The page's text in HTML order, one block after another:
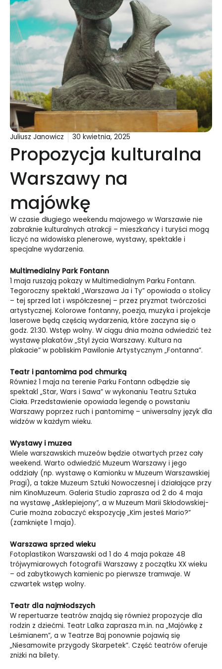
Juliusz Janowicz 30 kwietnia, 2025
Propozycja kulturalna
Warszawy na
majówkę
W czasie długiego weekendu majowego w Warszawie nie
zabraknie kulturalnych atrakcji – mieszkańcy i turyści mogą
liczyć na widowiska plenerowe, wystawy, spektakle i
specjalne wydarzenia.
Multimedialny Park Fontann
1 maja ruszają pokazy w Multimedialnym Parku Fontann.
Tegoroczny spektakl „Warszawa Ja i Ty” opowiada o stolicy
– tej sprzed lat i współczesnej – przez pryzmat twórczości
artystycznej. Kolorowe fontanny, poezja, muzyka i projekcje
laserowe będą częścią wydarzenia, które zaczyna się o
godz. 21:30. Wstęp wolny. W ciągu dnia można odwiedzić też
wystawę plakatów „Styl życia Warszawy. Kultura na
plakacie” w pobliskim Pawilonie Artystycznym „Fontanna”.
Teatr i pantomima pod chmurką
Również 1 maja na terenie Parku Fontann odbędzie się
spektakl „Star, Wars i Sawa” w wykonaniu Teatru Sztuka
Ciała. Przedstawienie opowiada legendę o powstaniu
Warszawy poprzez ruch i pantomimę – uniwersalny język dla
widzów w każdym wieku.
Wystawy i muzea
Wiele warszawskich muzeów będzie otwartych przez cały
weekend. Warto odwiedzić Muzeum Warszawy i jego
oddziały (np. wystawę o Kamionku w Muzeum Warszawskiej
Pragi), a także Muzeum Sztuki Nowoczesnej i działające przy
nim KinoMuzeum. Galeria Studio zaprasza od 2 do 4 maja
na wystawę „Asklepiejony”, a w Muzeum Marii Skłodowskiej-
Curie można zobaczyć ekspozycję „Kim jesteś Mario?”
(zamknięte 1 maja).
Warszawa sprzed wieku
Fotoplastikon Warszawski od 1 do 4 maja pokaże 48
trójwymiarowych fotografii Warszawy z początku XX wieku
– od zabytkowych kamienic po pierwsze tramwaje. W
czwartek wstęp wolny.
Teatr dla najmłodszych
W repertuarze teatrów znajdą się również propozycje dla
rodzin z dziećmi. Teatr Lalka zaprasza m.in. na „Majówkę z
Leśmianem”, a w Teatrze Baj ponownie pojawią się
„Niesamowite przygody Skarpetek”. Część teatrów oferuje
zniżki na bilety.